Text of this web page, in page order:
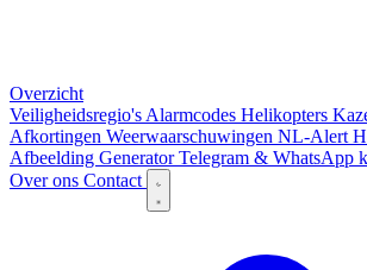
Overzicht
Veiligheidsregio's Alarmcodes Helikopters
Afkortingen Weerwaarschuwingen NL-Alert
Afbeelding GeneratorTelegram & WhatsApp
Over ons Contact